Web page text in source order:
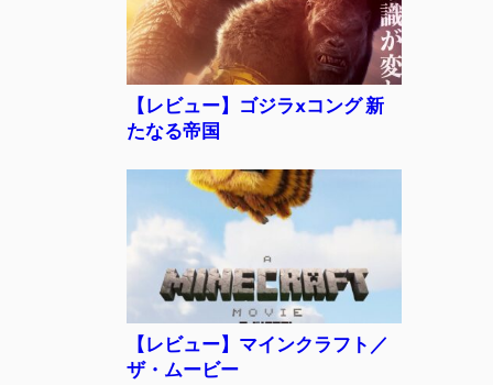
【レビュー】ゴジラxコング 新
たなる帝国
【レビュー】マインクラフト／
ザ・ムービー